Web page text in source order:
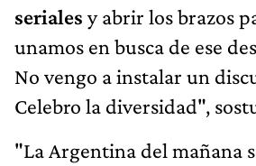
seriales y abrir los brazos
unamos en busca de ese
No vengo a instalar un
Celebro la diversidad",
"La Argentina del mañana